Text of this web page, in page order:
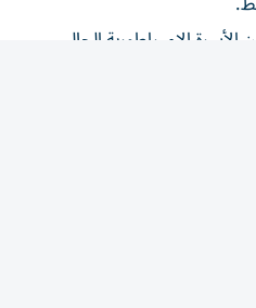
الإمبراطورية الحالي